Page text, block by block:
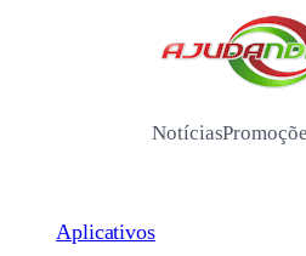
Notícias
Aplicativos